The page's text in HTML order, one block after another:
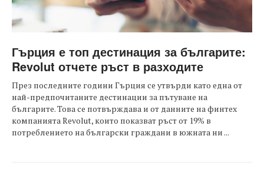
Гърция е топ дестинация за българите:
Revolut отчете ръст в разходите
През последните години Гърция се утвърди като една от
най-предпочитаните дестинации за пътуване на
българите. Това се потвърждава и от данните на финтех
компанията Revolut, които показват ръст от 19% в
потреблението на български граждани в южната ни ...